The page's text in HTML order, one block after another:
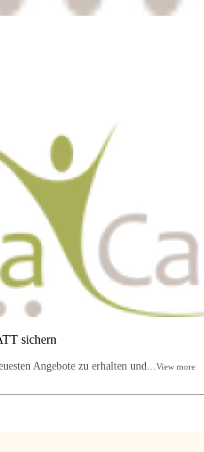
sichern
Angebote zu erhalten und... View more